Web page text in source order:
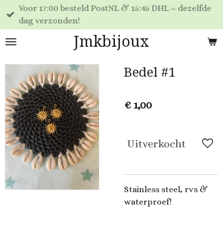
Ga
direct
de
Jmkbijoux
Voor 17:00 besteld PostNL & 15:45 DHL = dezelfde
dag verzonden!
Bedel #1
€ 1,00
Uitverkocht
Stainless steel, rvs &
waterproef!